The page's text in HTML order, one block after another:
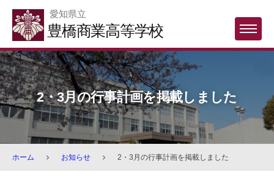
Skip
content
愛知県立
豊橋商業高等学校 MENU
2・3月の行事計画を掲載しました
ホーム お知らせ 2・3月の行事計画を掲載しました